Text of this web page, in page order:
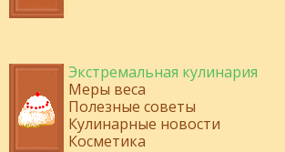
Экстремальная кулинария
Меры веса
Полезные советы
Кулинарные новости
Косметика